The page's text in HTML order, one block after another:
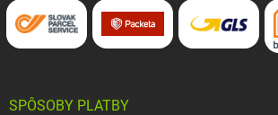
SPÔSOBY PLATBY